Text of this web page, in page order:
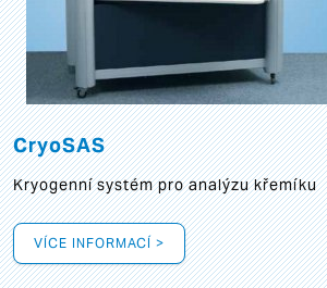
CryoSAS
Kryogenní systém pro analýzu křemíku
VÍCE INFORMACÍ >